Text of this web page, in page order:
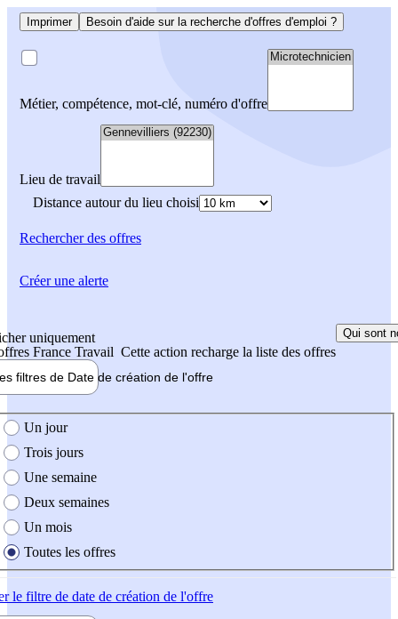
Imprimer Besoin d'aide sur la recherche d'offres d'emploi ?
Métier, compétence, mot-clé, numéro d'offre
Lieu de travail
Distance autour du lieu choisi
Rechercherdes offres
uniquement
France Travail Cette action recharge la liste des offres
Qui sont
filtres de Date de création de l'offre
création de l'offre
Un jour
Trois jours
Une semaine
Deux semaines
Un mois
Toutes les offres
le filtre de date de création de l'offre
Créer une alerte